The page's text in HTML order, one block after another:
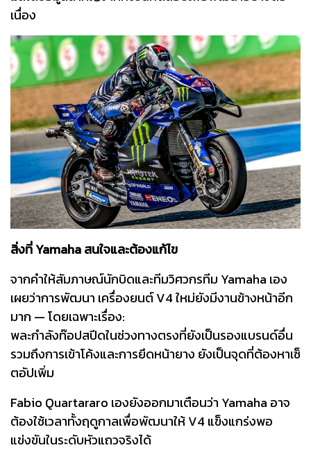
เนื่อง
สิ่งที่ Yamaha สนใจและต้องแก้ไข
จากคำให้สัมภาษณ์นักบิดและทีมวิศวกรทีม Yamaha เอง
เผยว่าการพัฒนา เครื่องยนต์ V4 ใหม่ยังมีงานข้างหน้าอีก
มาก — โดยเฉพาะเรื่อง:
พละกำลังท๊อปสปีดในช่วงทางตรงที่ยังเป็นรองแบรนด์อื่น
รวมถึงการเข้าโค้งและการยึดหน้ายาง ยังเป็นจุดที่ต้องหาเซ็
ตอัปเพิ่ม
Fabio Quartararo เองยังออกมาเตือนว่า Yamaha อาจ
ต้องใช้เวลาทั้งฤดูกาลเพื่อพัฒนาให้ V4 แข็งแกร่งพอ
แข่งขันในระดับหัวแถวจริงได้